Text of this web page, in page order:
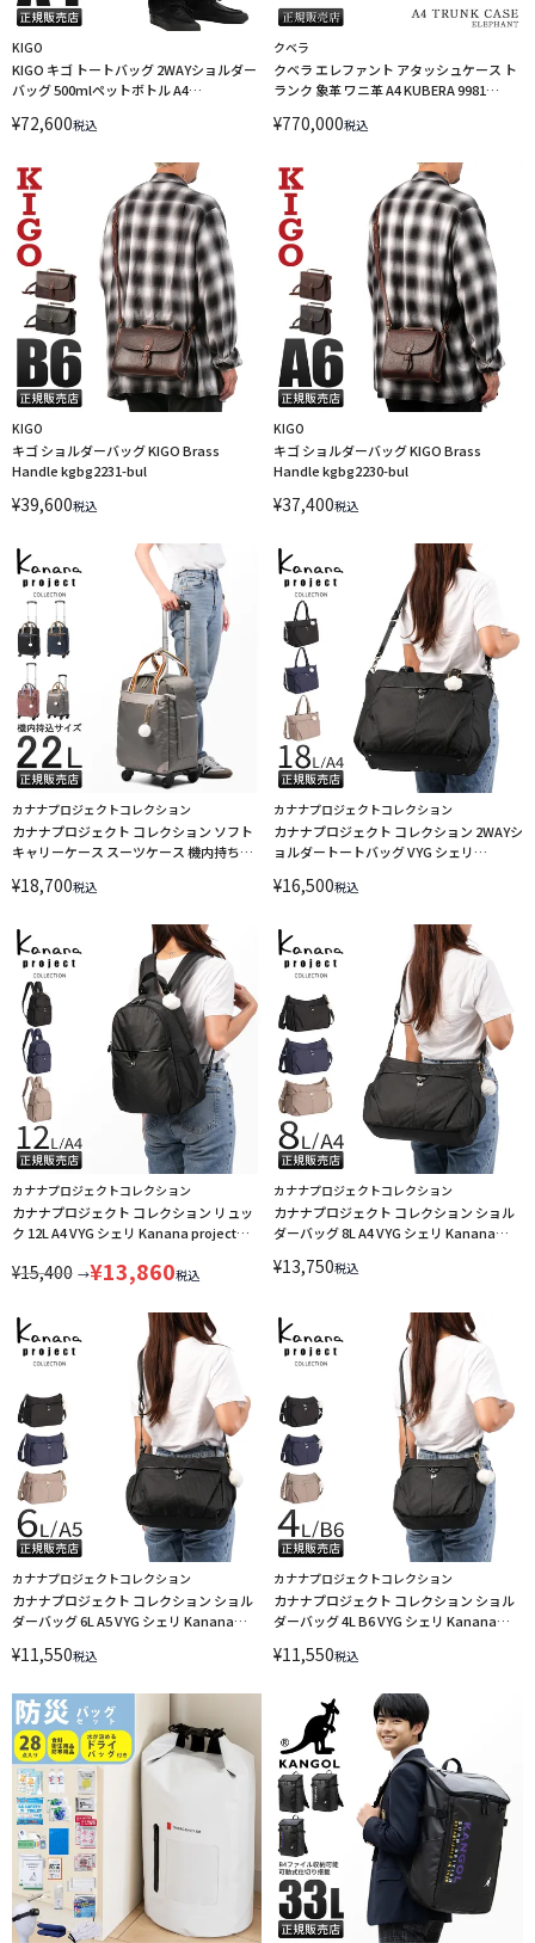
KIGO
KIGO キゴ トートバッグ 2WAYショルダー
バッグ 500mlペットボトル A4
SVK
¥72,600税込
クベラ
クベラ エレファント アタッシュケース ト
ランク 象革 ワニ革 A4 KUBERA 9981
¥770,000税込
KIGO
キゴ ショルダーバッグ KIGO Brass
Handle kgbg2231-bul
¥39,600税込
KIGO
キゴ ショルダーバッグ KIGO Brass
Handle kgbg2230-bul
¥37,400税込
カナナプロジェクトコレクション
カナナプロジェクト コレクション ソフト
キャリーケース スーツケース 機内持ち込
collection VYG アムローズTR 15246
¥18,700税込
カナナプロジェクトコレクション
カナナプロジェクト コレクション 2WAYシ
ョルダートートバッグ VYG シェリ
¥16,500税込
カナナプロジェクトコレクション
カナナプロジェクト コレクション リュッ
ク 12L A4 VYG シェリ Kanana project
¥15,400 →¥13,860税込
カナナプロジェクトコレクション
カナナプロジェクト コレクション ショル
ダーバッグ 8L A4 VYG シェリ Kanana
¥13,750税込
カナナプロジェクトコレクション
カナナプロジェクト コレクション ショル
ダーバッグ 6L A5 VYG シェリ Kanana
¥11,550税込
カナナプロジェクトコレクション
カナナプロジェクト コレクション ショル
ダーバッグ 4L B6 VYG シェリ Kanana
¥11,550税込